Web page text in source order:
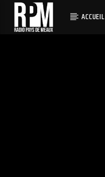
ACCUEIL